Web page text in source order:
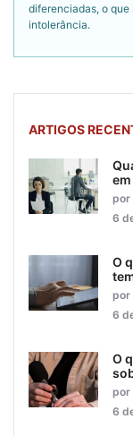
diferenciadas, o que
intolerância.
ARTIGOS
por
6
O
por
6
O
por
6